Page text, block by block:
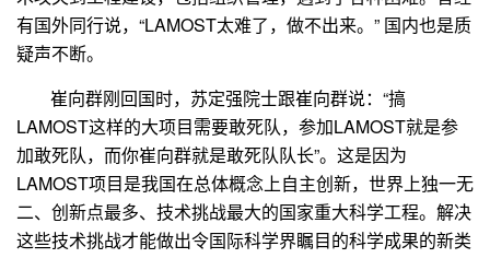
有国外同行说，“LAMOST太难了，做不出来。” 国内也是质
疑声不断。
崔向群刚回国时，苏定强院士跟崔向群说：“搞
LAMOST这样的大项目需要敢死队，参加LAMOST就是参
加敢死队，而你崔向群就是敢死队队长”。这是因为
LAMOST项目是我国在总体概念上自主创新，世界上独一无
二、创新点最多、技术挑战最大的国家重大科学工程。解决
这些技术挑战才能做出令国际科学界瞩目的科学成果的新类